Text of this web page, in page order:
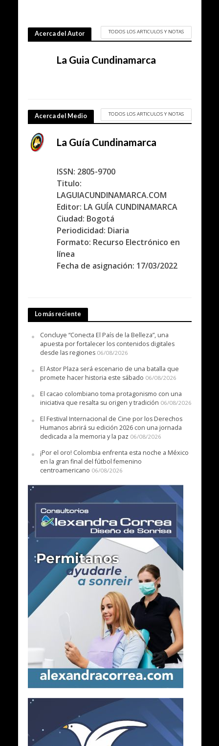
Acerca del Autor TODOS LOS ARTICULOS Y NOTAS
La Guia Cundinamarca
Acerca del Medio TODOS LOS ARTICULOS Y NOTAS
La Guía Cundinamarca
ISSN: 2805-9700
Titulo:
LAGUIACUNDINAMARCA.COM
Editor: LA GUÍA CUNDINAMARCA
Ciudad: Bogotá
Periodicidad: Diaria
Formato: Recurso Electrónico en
línea
Fecha de asignación: 17/03/2022
Lo más reciente
Concluye “Conecta El País de la Belleza”, una
apuesta por fortalecer los contenidos digitales
desde las regiones 06/08/2026
El Astor Plaza será escenario de una batalla que
promete hacer historia este sábado 06/08/2026
El cacao colombiano toma protagonismo con una
iniciativa que resalta su origen y tradición 06/08/2026
El Festival Internacional de Cine por los Derechos
Humanos abrirá su edición 2026 con una jornada
dedicada a la memoria y la paz 06/08/2026
¡Por el oro! Colombia enfrenta esta noche a México
en la gran final del fútbol femenino
centroamericano 06/08/2026